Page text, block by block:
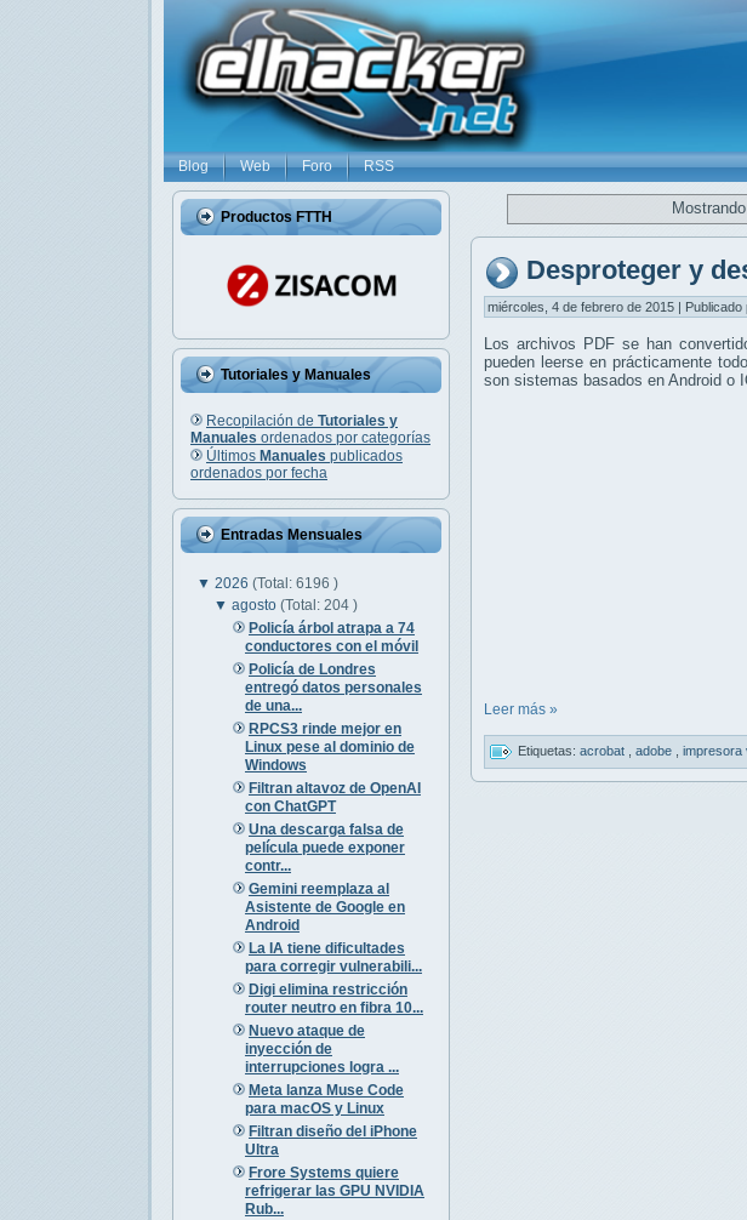
Blog Web Foro RSS
Productos FTTH
Tutoriales y Manuales
Recopilación de Tutoriales y
Manuales ordenados por categorías
Últimos Manuales publicados
ordenados por fecha
Entradas Mensuales
▼ 2026 (Total: 6196 )
▼agosto(Total: 204 )
Policía árbol atrapa a 74
conductores con el móvil
Policía de Londres
entregó datos personales
de una...
RPCS3 rinde mejor en
Linux pese al dominio de
Windows
Filtran altavoz de OpenAI
con ChatGPT
Una descarga falsa de
película puede exponer
contr...
Gemini reemplaza al
Asistente de Google en
Android
La IA tiene dificultades
para corregir vulnerabili...
Digi elimina restricción
router neutro en fibra 10...
Nuevo ataque de
inyección de
interrupciones logra ...
Meta lanza Muse Code
para macOS y Linux
Filtran diseño del iPhone
Ultra
Frore Systems quiere
refrigerar las GPU NVIDIA
Rub...
Desproteger y
miércoles, 4 de febrero de 2015 | Publicado
Los archivos PDF se han
pueden leerse en prácticamente
son sistemas basados en Android o
Leer más »
Etiquetas: acrobat adobe impresora